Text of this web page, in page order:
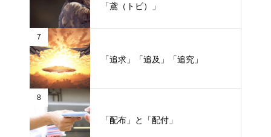
「鳶（トビ）」
7
「追求」「追及」「追究」
8
「配布」と「配付」